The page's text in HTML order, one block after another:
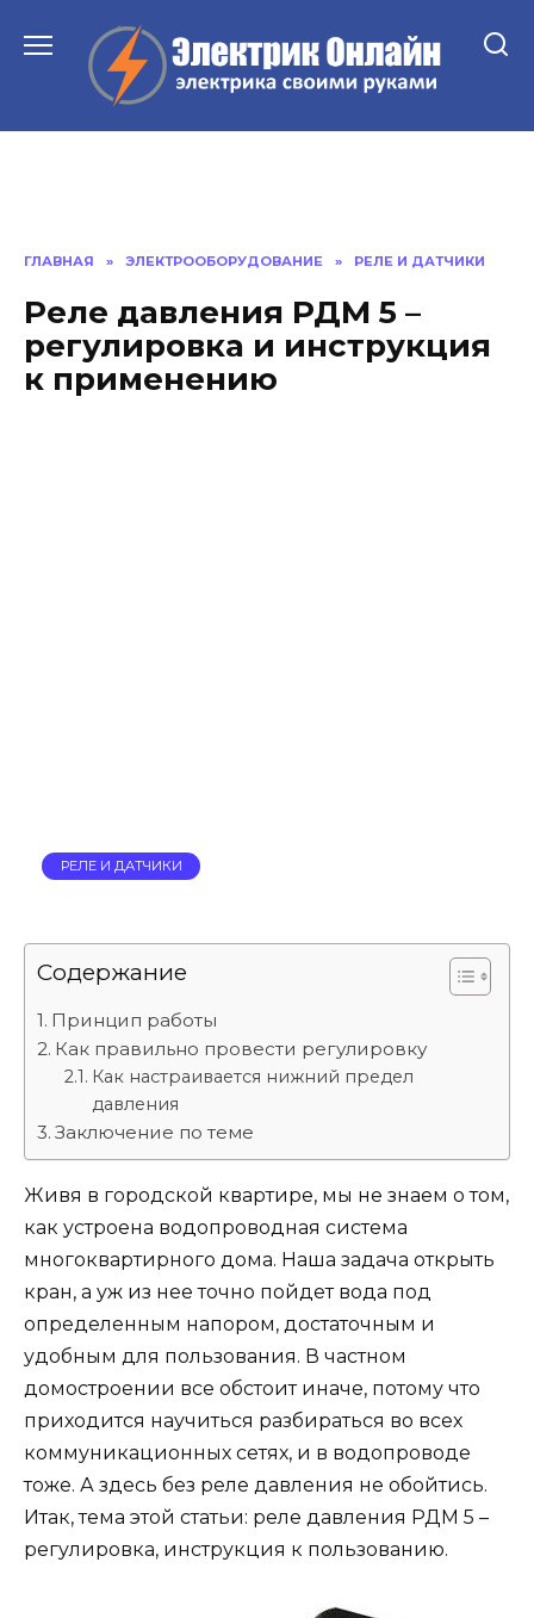
содержанию
ГЛАВНАЯ » ЭЛЕКТРООБОРУДОВАНИЕ » РЕЛЕ И ДАТЧИКИ
Реле давления РДМ 5 –
регулировка и инструкция
к применению
РЕЛЕ И ДАТЧИКИ
Содержание
Принцип работы
Как правильно провести регулировку
Как настраивается нижний предел
давления
Заключение по теме
Живя в городской квартире, мы не знаем о том,
как устроена водопроводная система
многоквартирного дома. Наша задача открыть
кран, а уж из нее точно пойдет вода под
определенным напором, достаточным и
удобным для пользования. В частном
домостроении все обстоит иначе, потому что
приходится научиться разбираться во всех
коммуникационных сетях, и в водопроводе
тоже. А здесь без реле давления не обойтись.
Итак, тема этой статьи: реле давления РДМ 5 –
регулировка, инструкция к пользованию.